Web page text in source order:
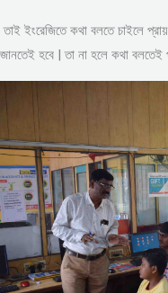
তাই ইংরেজিতে কথা বলতে চাইলে
জানতেই হবে | তা না হলে কথা বলতেই